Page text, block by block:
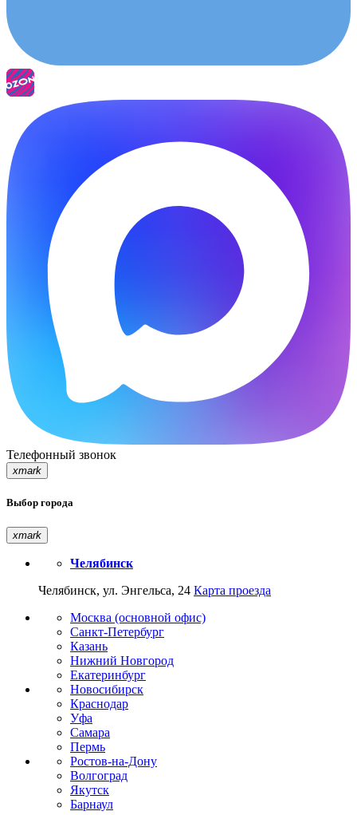
Телефонный звонок
xmark
Выбор города
xmark
Челябинск
Челябинск, ул. Энгельса, 24 Карта проезда
Москва (основной офис)
Санкт-Петербург
Казань
Нижний Новгород
Екатеринбург
Новосибирск
Краснодар
Уфа
Самара
Пермь
Ростов-на-Дону
Волгоград
Якутск
Барнаул